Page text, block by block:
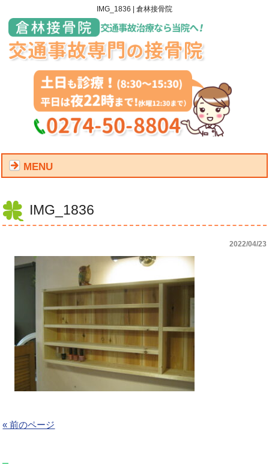
IMG_1836 | 倉林接骨院
MENU
IMG_1836
2022/04/23
« 前のページ